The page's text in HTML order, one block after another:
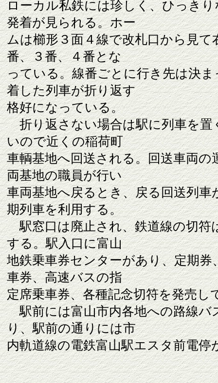
ローカル私鉄には珍しく、ひっき
発着が見られる。ホー
ムは櫛形３面４線で改札口から見て
番、３番、４番とな
っている。線番ごとに行き先は決
着した列車が折り返す
格好になっている。
折り返さない場合は駅に列車を置
いので近くの稲荷町
車輌基地へ回送される。回送車両の
両基地の職員が行い
車両基地へ戻るとき、戻る回送列車
期列車を利用する。
駅窓口は廃止され、鉄道線の切符
する。駅入口に富山
地鉄乗車券センターがあり、定期券
車券、高速バスの指
定席乗車券、各種記念切符を発売し
駅前には富山市内各地への路線バ
り、駅前の通りには市
内軌道線の電鉄富山駅エスタ前電